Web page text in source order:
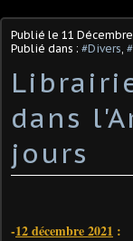
Publié le 11
Publié dans : #Divers,
dans
jours
-12 décembre 2021 :